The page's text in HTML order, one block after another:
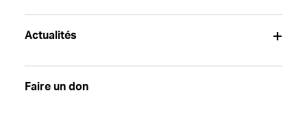
Actualités
Faire un don